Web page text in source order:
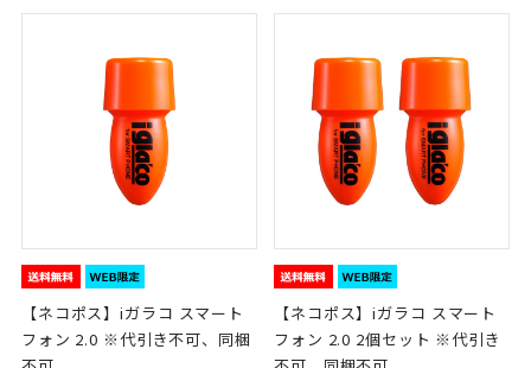
【ネコポス】iガラコ スマート
フォン 2.0 ※代引き不可、同梱
【ネコポス】iガラコ スマート
フォン 2.0 2個セット ※代引き